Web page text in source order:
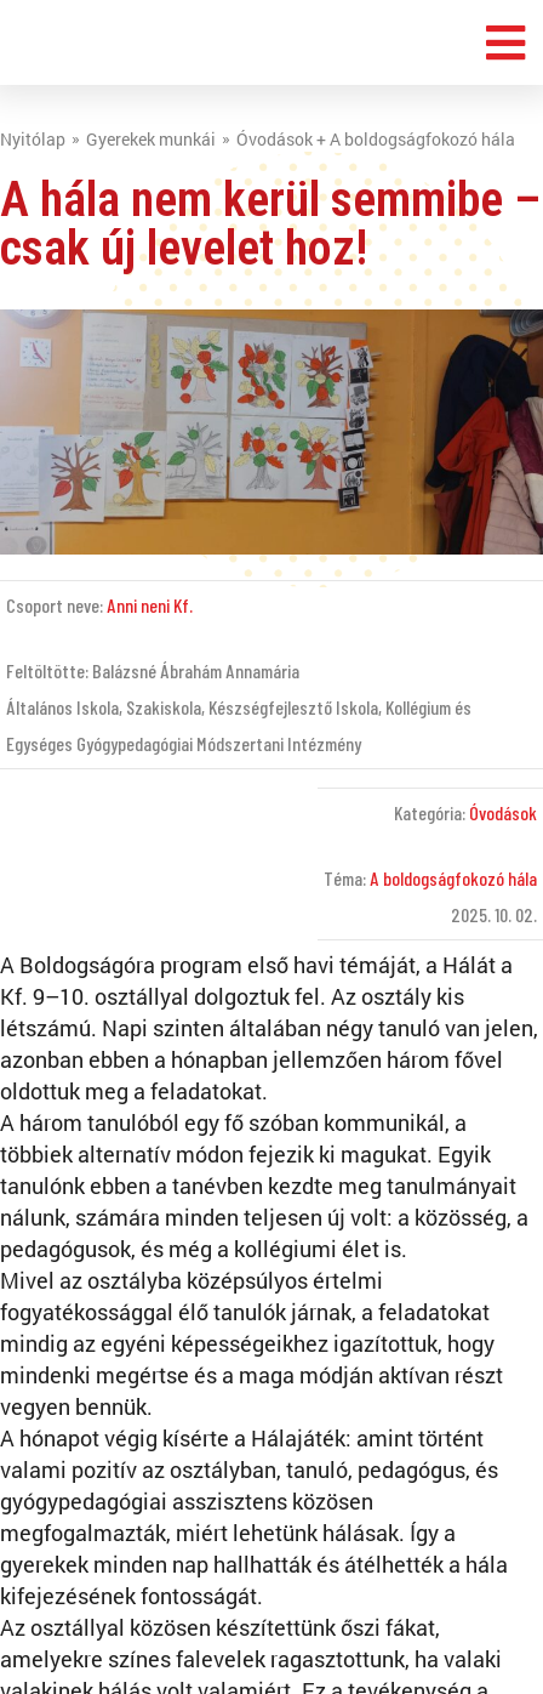
Nyitólap Gyerekek munkái Óvodások + A boldogságfokozó hála
A hála nem kerül semmibe –
csak új levelet hoz!
Csoport neve:Anni neni Kf.
Feltöltötte: Balázsné Ábrahám Annamária
Általános Iskola, Szakiskola, Készségfejlesztő Iskola, Kollégium és
Egységes Gyógypedagógiai Módszertani Intézmény
Kategória: Óvodások
Téma:A boldogságfokozó hála
2025. 10. 02.
A Boldogságóra program első havi témáját, a Hálát a
Kf. 9–10. osztállyal dolgoztuk fel. Az osztály kis
létszámú. Napi szinten általában négy tanuló van jelen,
azonban ebben a hónapban jellemzően három fővel
oldottuk meg a feladatokat.
A három tanulóból egy fő szóban kommunikál, a
többiek alternatív módon fejezik ki magukat. Egyik
tanulónk ebben a tanévben kezdte meg tanulmányait
nálunk, számára minden teljesen új volt: a közösség, a
pedagógusok, és még a kollégiumi élet is.
Mivel az osztályba középsúlyos értelmi
fogyatékossággal élő tanulók járnak, a feladatokat
mindig az egyéni képességeikhez igazítottuk, hogy
mindenki megértse és a maga módján aktívan részt
vegyen bennük.
A hónapot végig kísérte a Hálajáték: amint történt
valami pozitív az osztályban, tanuló, pedagógus, és
gyógypedagógiai asszisztens közösen
megfogalmazták, miért lehetünk hálásak. Így a
gyerekek minden nap hallhatták és átélhették a hála
kifejezésének fontosságát.
Az osztállyal közösen készítettünk őszi fákat,
amelyekre színes falevelek ragasztottunk, ha valaki